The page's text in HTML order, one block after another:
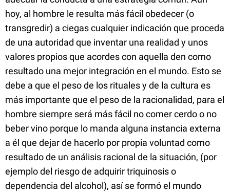
hoy, al hombre le resulta más fácil obedecer (o
transgredir) a ciegas cualquier indicación que proceda
de una autoridad que inventar una realidad y unos
valores propios que acordes con aquella den como
resultado una mejor integración en el mundo. Esto se
debe a que el peso de los rituales y de la cultura es
más importante que el peso de la racionalidad, para el
hombre siempre será más fácil no comer cerdo o no
beber vino porque lo manda alguna instancia externa
a él que dejar de hacerlo por propia voluntad como
resultado de un análisis racional de la situación, (por
ejemplo del riesgo de adquirir triquinosis o
dependencia del alcohol), así se formó el mundo